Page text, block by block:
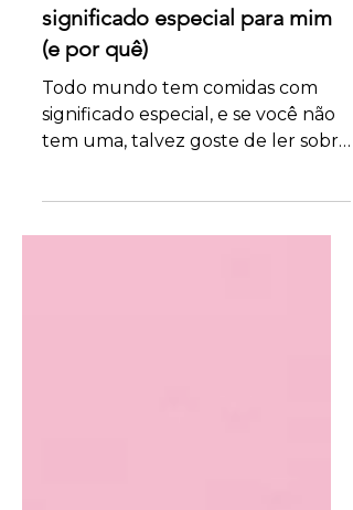
Lista de comidas com
significado especial para mim
(e por quê)
Todo mundo tem comidas com
significado especial, e se você não
as minhas